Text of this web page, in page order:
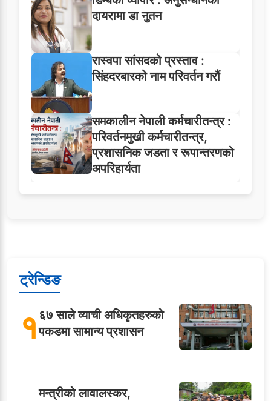
दायरामा डा नुतन
रास्वपा सांसदको प्रस्ताव :
सिंहदरबारको नाम परिवर्तन गरौं
समकालीन नेपाली कर्मचारीतन्त्र :
परिवर्तनमुखी कर्मचारीतन्त्र,
प्रशासनिक जडता र रूपान्तरणको
अपरिहार्यता
ट्रेन्डिङ
१६७ साले व्याची अधिकृतहरुको
पकडमा सामान्य प्रशासन
मन्त्रीको लावालस्कर,